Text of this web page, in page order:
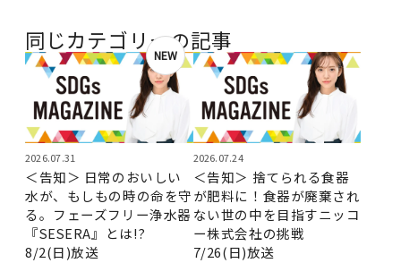
同じカテゴリーの記事
NEW
2026.07.31
＜告知＞ 日常のおいしい
水が、もしもの時の命を守
る。フェーズフリー浄水器
『SESERA』とは!?
8/2(日)放送
2026.07.24
＜告知＞ 捨てられる食器
が肥料に！食器が廃棄され
ない世の中を目指すニッコ
ー株式会社の挑戦
7/26(日)放送